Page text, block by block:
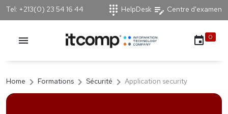
menu event 0
Home chevron_right Formations chevron_right Sécurité chevron_right Application security
Tel: +213(0) 23 54 16 44 dialpad HelpDesk edit_note Centre d'examen